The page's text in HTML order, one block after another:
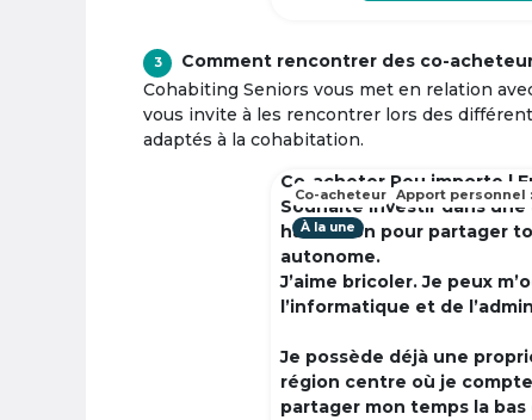
3
Comment rencontrer des co-
Cohabiting Seniors vous met en relation
vous invite à les rencontrer lors des
adaptés à la cohabitation.
Co-acheter Peu importe |
Souhaite investir dans une
habitation pour partager
autonome.
J’aime bricoler. Je peux
l’informatique et de
Je possède déjà une
région centre où je
partager mon temps la
À la une
Co-acheteur Apport personnel